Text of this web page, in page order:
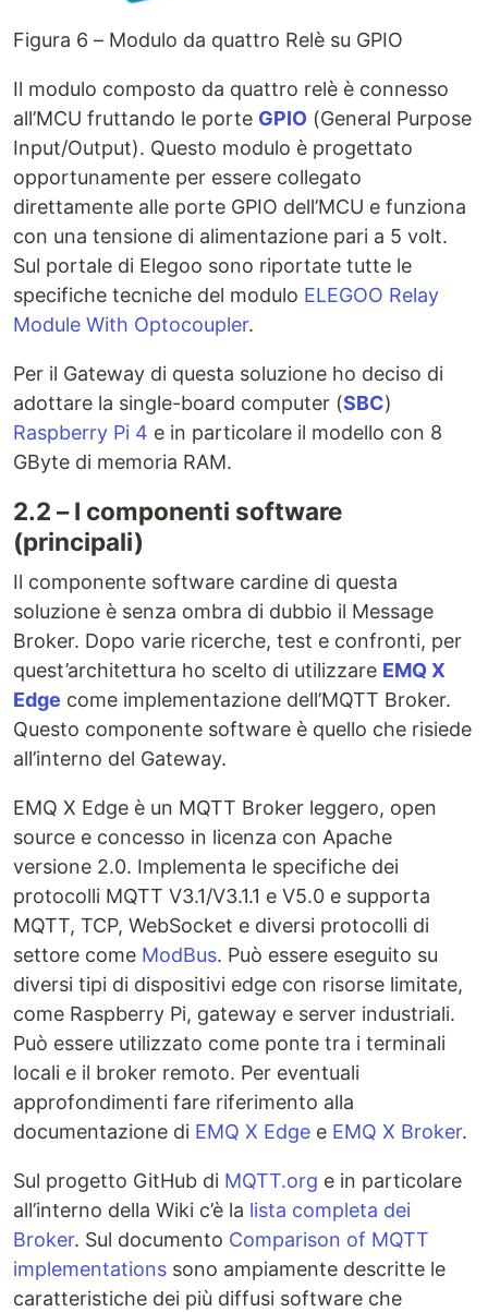
Figura 6 – Modulo da quattro Relè su GPIO
Il modulo composto da quattro relè è connesso
all’MCU fruttando le porte GPIO (General Purpose
Input/Output). Questo modulo è progettato
opportunamente per essere collegato
direttamente alle porte GPIO dell’MCU e funziona
con una tensione di alimentazione pari a 5 volt.
Sul portale di Elegoo sono riportate tutte le
specifiche tecniche del modulo ELEGOO Relay
Module With Optocoupler.
Per il Gateway di questa soluzione ho deciso di
adottare la single-board computer (SBC)
Raspberry Pi 4 e in particolare il modello con 8
GByte di memoria RAM.
2.2 – I componenti software
(principali)
Il componente software cardine di questa
soluzione è senza ombra di dubbio il Message
Broker. Dopo varie ricerche, test e confronti, per
quest’architettura ho scelto di utilizzare EMQ X
Edge come implementazione dell’MQTT Broker.
Questo componente software è quello che risiede
all’interno del Gateway.
EMQ X Edge è un MQTT Broker leggero, open
source e concesso in licenza con Apache
versione 2.0. Implementa le specifiche dei
protocolli MQTT V3.1/V3.1.1 e V5.0 e supporta
MQTT, TCP, WebSocket e diversi protocolli di
settore come ModBus. Può essere eseguito su
diversi tipi di dispositivi edge con risorse limitate,
come Raspberry Pi, gateway e server industriali.
Può essere utilizzato come ponte tra i terminali
locali e il broker remoto. Per eventuali
approfondimenti fare riferimento alla
documentazione di EMQ X Edge e EMQ X Broker.
Sul progetto GitHub di MQTT.org e in particolare
all’interno della Wiki c’è la lista completa dei
Broker. Sul documento Comparison of MQTT
implementations sono ampiamente descritte le
caratteristiche dei più diffusi software che